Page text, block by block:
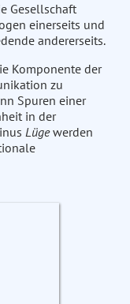
Gesellschaft
einerseits und
andererseits.
Komponente der
zu
Spuren einer
in der
Lügewerden